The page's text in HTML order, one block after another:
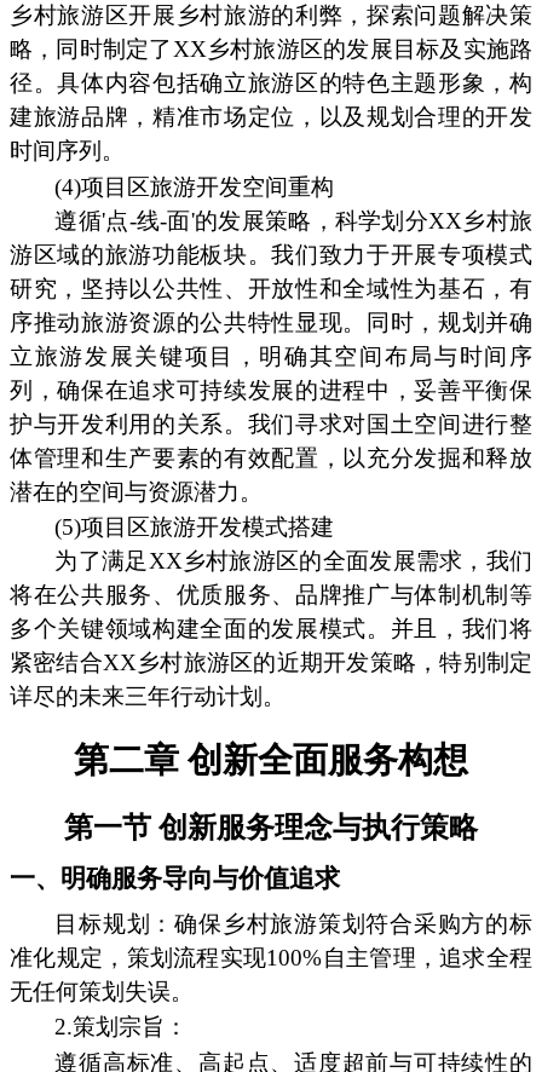
乡村旅游区开展乡村旅游的利弊，探索问题解决策
略，同时制定了XX乡村旅游区的发展目标及实施路
径。具体内容包括确立旅游区的特色主题形象，构
建旅游品牌，精准市场定位，以及规划合理的开发
时间序列。
(4)项目区旅游开发空间重构
遵循'点-线-面'的发展策略，科学划分XX乡村旅
游区域的旅游功能板块。我们致力于开展专项模式
研究，坚持以公共性、开放性和全域性为基石，有
序推动旅游资源的公共特性显现。同时，规划并确
立旅游发展关键项目，明确其空间布局与时间序
列，确保在追求可持续发展的进程中，妥善平衡保
护与开发利用的关系。我们寻求对国土空间进行整
体管理和生产要素的有效配置，以充分发掘和释放
潜在的空间与资源潜力。
(5)项目区旅游开发模式搭建
为了满足XX乡村旅游区的全面发展需求，我们
将在公共服务、优质服务、品牌推广与体制机制等
多个关键领域构建全面的发展模式。并且，我们将
紧密结合XX乡村旅游区的近期开发策略，特别制定
详尽的未来三年行动计划。
第二章 创新全面服务构想
第一节 创新服务理念与执行策略
一、明确服务导向与价值追求
目标规划：确保乡村旅游策划符合采购方的标
准化规定，策划流程实现100%自主管理，追求全程
无任何策划失误。
2.策划宗旨：
遵循高标准、高起点、适度超前与可持续性的